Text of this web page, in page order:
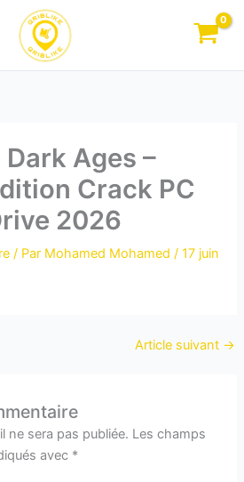
Ages –
Crack PC
2026
/ Par Mohamed Mohamed/17 juin
Article suivant →
ne sera pas publiée. Les champs
avec *